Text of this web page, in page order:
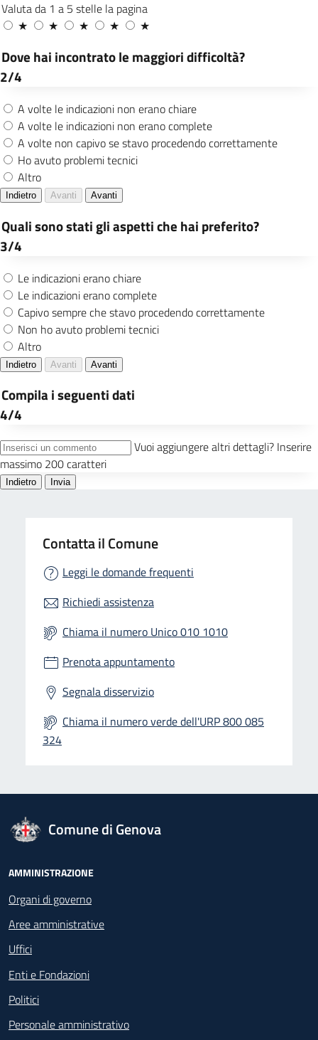
Contatta il Comune
Leggi le domande frequenti
Richiedi assistenza
Chiama il numero Unico 010 1010
Prenota appuntamento
Segnala disservizio
Chiama il numero verde dell'URP 800 085
324
logo Unione Europea
Comune di Genova
Footer - Navigazione
AMMINISTRAZIONE
Organi di governo
Aree amministrative
Uffici
Enti e Fondazioni
Politici
Personale amministrativo